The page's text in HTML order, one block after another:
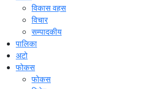
विकास वहस
विचार
सम्पादकीय
पालिका
अटो
फोकस
फोकस